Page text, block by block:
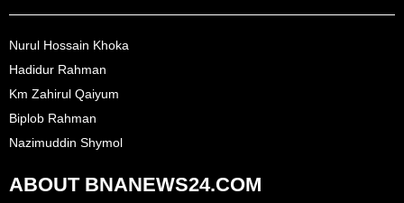
Nurul Hossain Khoka
Hadidur Rahman
Km Zahirul Qaiyum
Biplob Rahman
Nazimuddin Shymol
ABOUT BNANEWS24.COM